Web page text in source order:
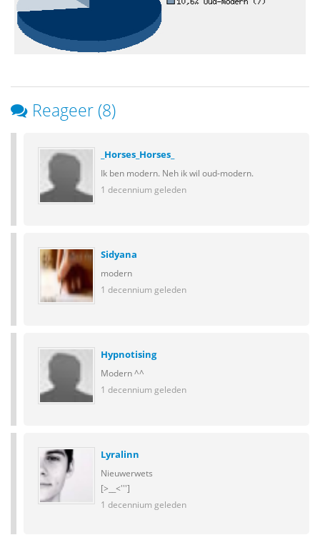
Reageer (8)
_Horses_Horses_
Ik ben modern. Neh ik wil oud-modern.
1 decennium geleden
Sidyana
modern
1 decennium geleden
Hypnotising
Modern ^^
1 decennium geleden
Lyralinn
Nieuwerwets
[>__<''']
1 decennium geleden